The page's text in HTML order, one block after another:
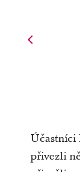
Účastníci
přivezli